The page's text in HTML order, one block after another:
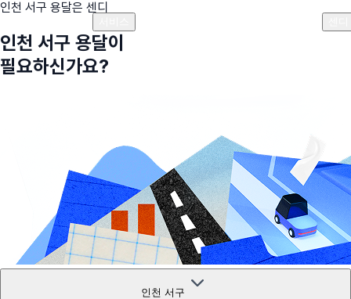
인천 서구 용달은 센디
인천 서구 용달이
필요하신가요?
인천 서구